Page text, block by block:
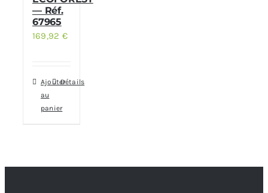
— Réf.
67965
169,92 €
Ajouter
au
panier
Détails